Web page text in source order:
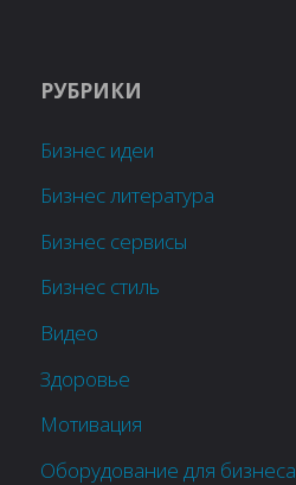
РУБРИКИ
Бизнес идеи
Бизнес литература
Бизнес сервисы
Бизнес стиль
Видео
Здоровье
Мотивация
Оборудование для бизнеса